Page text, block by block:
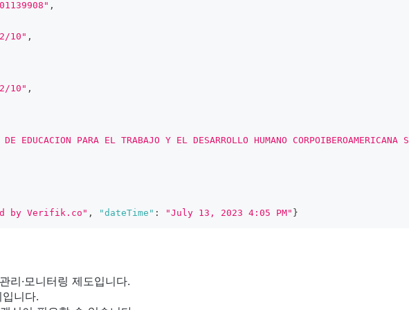
,
10" ,
10" ,
EDUCACION PARA EL TRABAJO Y EL DESARROLLO HUMANO CORPOIBEROAMERICANA
by Verifik.co" , "dateTime" : "July 13, 2023 4:05 PM" }
리·모니터링 제도입니다.
니다.